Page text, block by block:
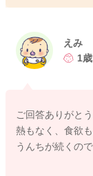
黒い粒々が混じ
はっきりと何に
ご心配だと思い
どうぞよろしく
えみ
1
ご回答ありがと
熱もなく、食欲
うんちが続くの